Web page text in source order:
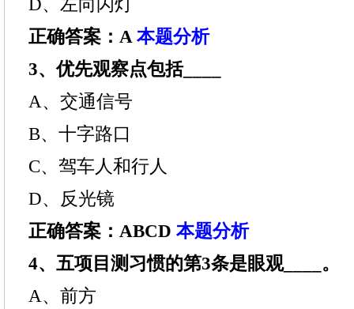
D、左向闪灯
正确答案：A 本题分析
3、优先观察点包括____
A、交通信号
B、十字路口
C、驾车人和行人
D、反光镜
正确答案：ABCD 本题分析
4、五项目测习惯的第3条是眼观____。
A、前方